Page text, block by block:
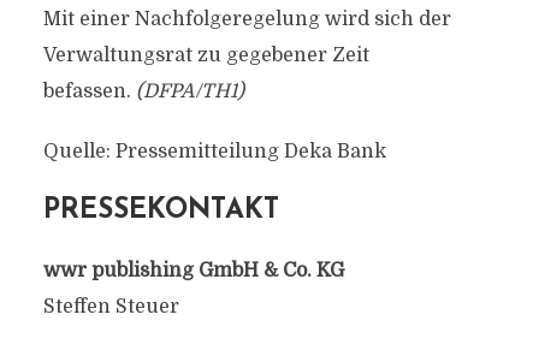
Mit einer Nachfolgeregelung wird sich der
Verwaltungsrat zu gegebener Zeit
befassen. (DFPA/TH1)
Quelle: Pressemitteilung Deka Bank
PRESSEKONTAKT
wwr publishing GmbH & Co. KG
Steffen Steuer